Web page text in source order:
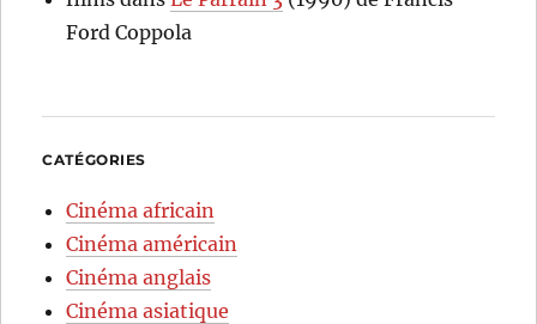
Ford Coppola
CATÉGORIES
Cinéma africain
Cinéma américain
Cinéma anglais
Cinéma asiatique